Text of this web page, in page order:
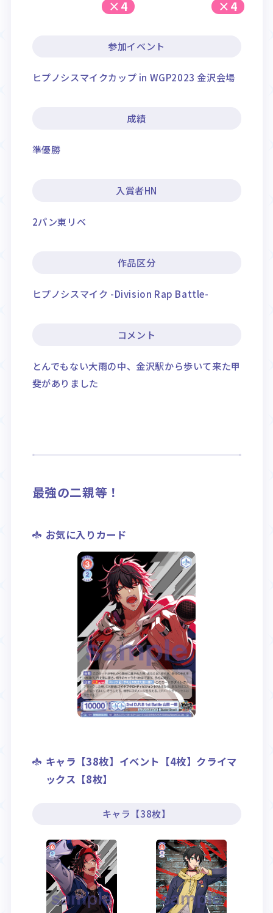
×4 ×4
参加イベント
ヒプノシスマイクカップ in WGP2023 金沢会場
成績
準優勝
入賞者HN
2パン東リベ
作品区分
ヒプノシスマイク -Division Rap Battle-
コメント
とんでもない大雨の中、金沢駅から歩いて来た甲
斐がありました
最強の二親等！
お気に入りカード
キャラ【38枚】イベント【4枚】クライマ
ックス【8枚】
キャラ【38枚】